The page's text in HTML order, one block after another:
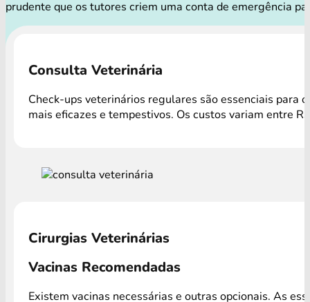
prudente que os tutores criem uma conta de emergência
Consulta Veterinária
Check-ups veterinários regulares são essenciais para
mais eficazes e tempestivos. Os custos variam entre
Cirurgias Veterinárias
Vacinas Recomendadas
Existem vacinas necessárias e outras opcionais. As